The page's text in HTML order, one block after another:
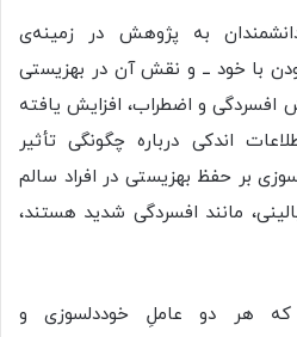
به پژوهش در زمینه‌ی
با خود ــ و نقش آن در بهزیستی
افسردگی و اضطراب، افزایش یافته
اندکی درباره‌ چگونگی تأثیر
بر حفظ بهزیستی در افراد سالم
مانند افسردگی شدید هستند،
هر دو عاملِ خوددلسوزی و